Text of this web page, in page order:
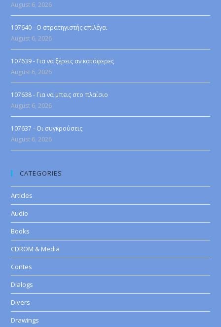
August 6, 2026
107640 - Ο στρατηγιστής επιλέγει
August 6, 2026
107639 - Για να ξέρεις αν κατάφερες
August 6, 2026
107638 - Για να μπεις στο πλαίσιο
August 6, 2026
107637 - Οι συγκρούσεις
August 6, 2026
CATEGORIES
Articles
Audio
Books
CDROM & Media
Contes
Dialogs
Divers
Drawings